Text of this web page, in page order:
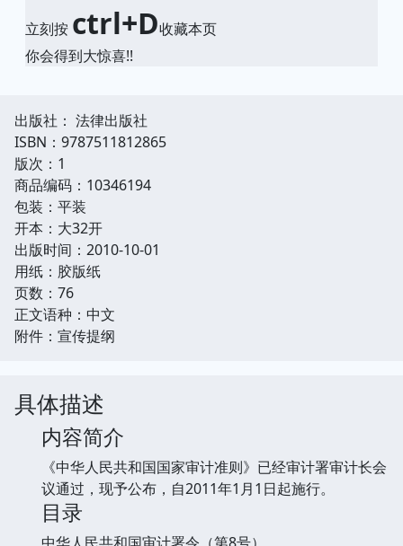
立刻按 ctrl+D收藏本页
你会得到大惊喜!!
出版社： 法律出版社
ISBN：9787511812865
版次：1
商品编码：10346194
包装：平装
开本：大32开
出版时间：2010-10-01
用纸：胶版纸
页数：76
正文语种：中文
附件：宣传提纲
具体描述
内容简介
《中华人民共和国国家审计准则》已经审计署审计长会
议通过，现予公布，自2011年1月1日起施行。
目录